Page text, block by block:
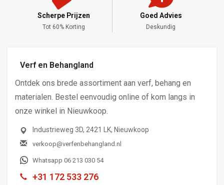
Scherpe Prijzen
Tot 60% Korting
Goed Advies
Deskundig
Verf en Behangland
Ontdek ons brede assortiment aan verf, behang en
materialen. Bestel eenvoudig online of kom langs in
onze winkel in Nieuwkoop.
Industrieweg 3D, 2421 LK, Nieuwkoop
verkoop@verfenbehangland.nl
Whatsapp 06 213 030 54
+31 172 533 276